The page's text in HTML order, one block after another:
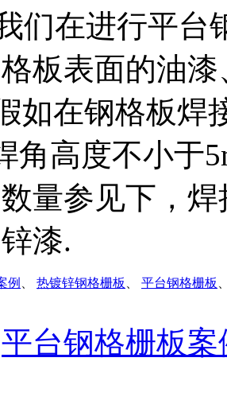
在进行平台
板表面的油
在钢格板焊
角高度不小于
量参见下，
锌漆.
例 热镀锌钢格栅板 平台钢格栅板
平台钢格栅板案